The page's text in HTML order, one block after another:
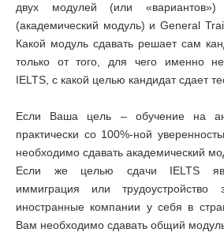
двух модулей (или
(академический модуль) и General
Какой модуль сдавать решает сам
только от того, для чего именно
IELTS, с какой целью кандидат сдает
Если Ваша цель – обучение на
практически со 100%-ной
необходимо сдавать академический
Если же целью сдачи IELTS
иммиграция или
иностранные компании у себя в
Вам необходимо сдавать общий